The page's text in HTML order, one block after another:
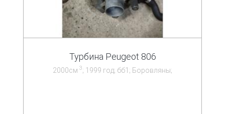
Турбина Peugeot 806
2000см 3; 1999 год; бб1; Боровляны;